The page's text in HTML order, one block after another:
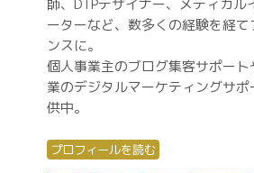
ーターなど、数多くの経験を経て
ンスに。
個人事業主のブログ集客サポート
業のデジタルマーケティングサポ
供中。
プロフィールを読む